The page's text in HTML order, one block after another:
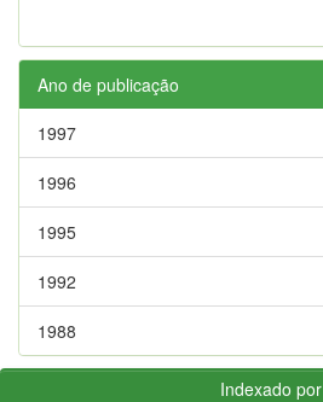
Ano de publicação
1997
1996
1995
1992
1988
Indexado por